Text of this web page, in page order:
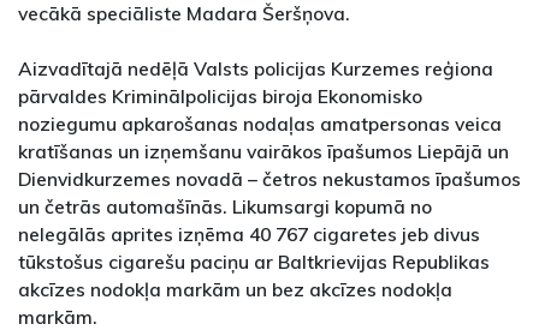
vecākā speciāliste Madara Šeršņova.
Aizvadītajā nedēļā Valsts policijas Kurzemes reģiona
pārvaldes Kriminālpolicijas biroja Ekonomisko
noziegumu apkarošanas nodaļas amatpersonas veica
kratīšanas un izņemšanu vairākos īpašumos Liepājā un
Dienvidkurzemes novadā – četros nekustamos īpašumos
un četrās automašīnās. Likumsargi kopumā no
nelegālās aprites izņēma 40 767 cigaretes jeb divus
tūkstošus cigarešu paciņu ar Baltkrievijas Republikas
akcīzes nodokļa markām un bez akcīzes nodokļa
markām.